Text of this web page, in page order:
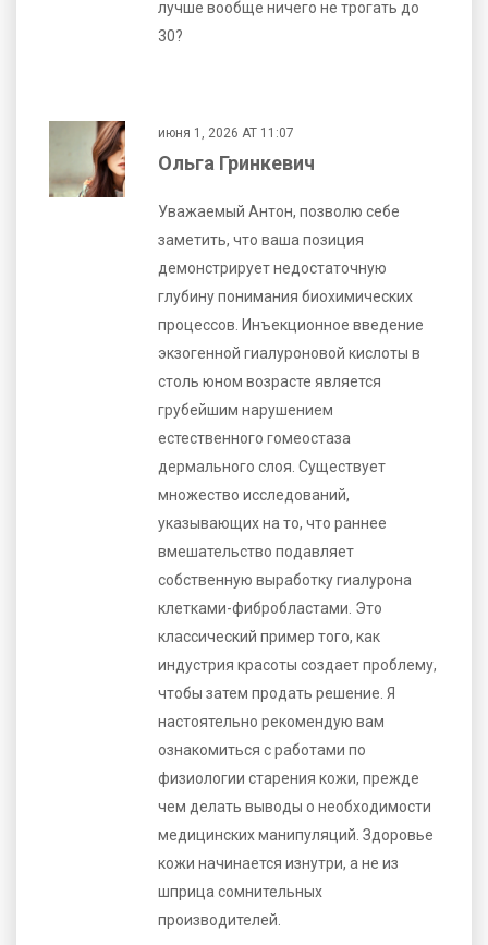
лучше вообще ничего не трогать до
30?
июня 1, 2026 AT 11:07
Ольга Гринкевич
Уважаемый Антон, позволю себе
заметить, что ваша позиция
демонстрирует недостаточную
глубину понимания биохимических
процессов. Инъекционное введение
экзогенной гиалуроновой кислоты в
столь юном возрасте является
грубейшим нарушением
естественного гомеостаза
дермального слоя. Существует
множество исследований,
указывающих на то, что раннее
вмешательство подавляет
собственную выработку гиалурона
клетками-фибробластами. Это
классический пример того, как
индустрия красоты создает проблему,
чтобы затем продать решение. Я
настоятельно рекомендую вам
ознакомиться с работами по
физиологии старения кожи, прежде
чем делать выводы о необходимости
медицинских манипуляций. Здоровье
кожи начинается изнутри, а не из
шприца сомнительных
производителей.